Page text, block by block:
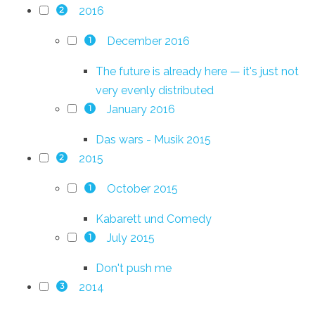
2 2016
1 December 2016
The future is already here — it's just not
very evenly distributed
1 January 2016
Das wars - Musik 2015
2 2015
1 October 2015
Kabarett und Comedy
1 July 2015
Don't push me
3 2014